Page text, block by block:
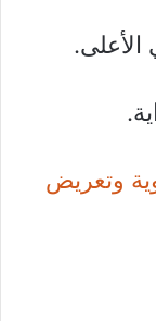
وتعريض